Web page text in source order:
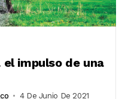
impulso de una
4 De Junio De 2021